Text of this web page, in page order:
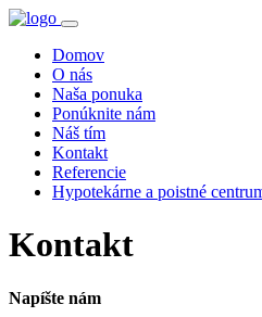
Domov
O nás
Naša ponuka
Ponúknite nám
Náš tím
Kontakt
Referencie
Hypotekárne a poistné
Kontakt
Napíšte nám